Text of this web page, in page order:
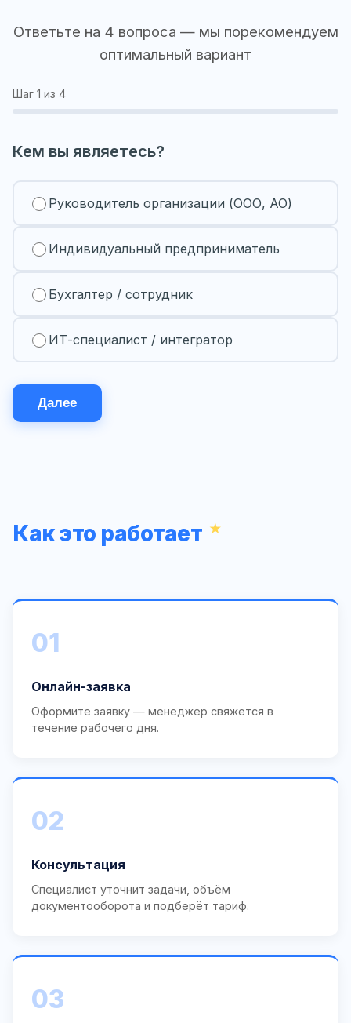
Ответьте на 4 вопроса — мы порекомендуем
оптимальный вариант
Шаг 1 из 4
Кем вы являетесь?
Руководитель организации (ООО, АО)
Индивидуальный предприниматель
Бухгалтер / сотрудник
ИТ-специалист / интегратор
Далее
Как это работает
01
Онлайн-заявка
Оформите заявку — менеджер свяжется в
течение рабочего дня.
02
Консультация
Специалист уточнит задачи, объём
документооборота и подберёт тариф.
03